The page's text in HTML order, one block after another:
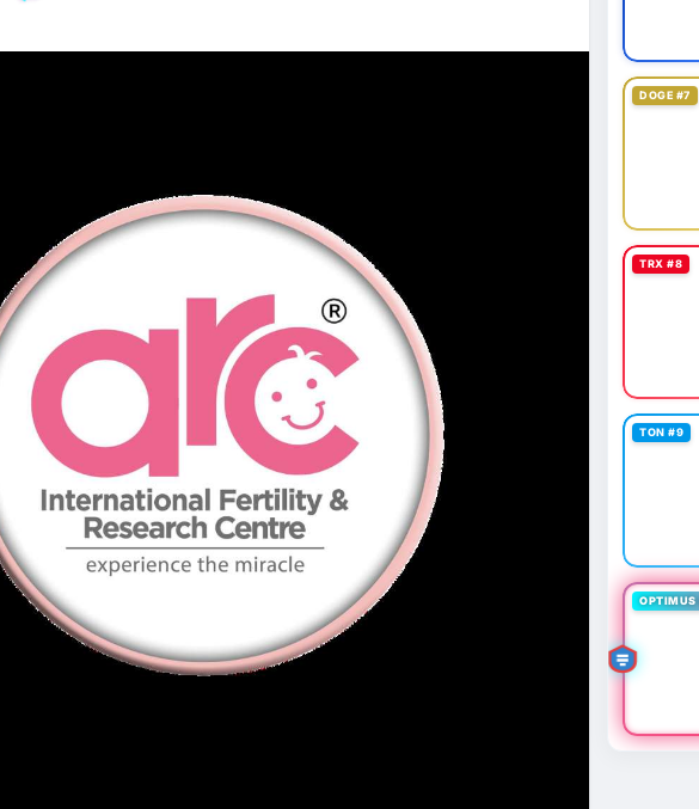
DOGE #7
TRX #8
TON #9
OPTIMUS